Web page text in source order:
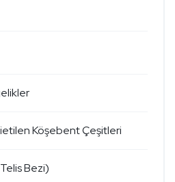
Köşebent Çeşitleri
Bezi)